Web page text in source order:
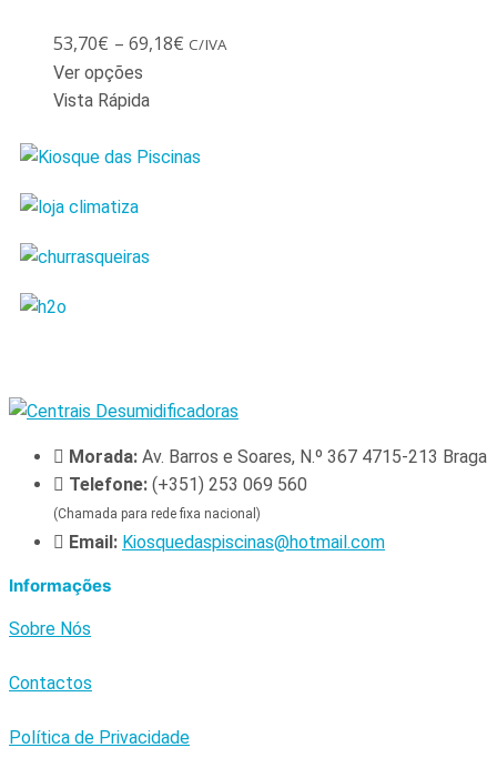
53,70€ – 69,18€ C/IVA
Ver opções
Vista Rápida
Morada: Av. Barros e Soares, N.º 367 4715-213 Braga
Telefone: (+351) 253 069 560
(Chamada para rede fixa nacional)
Email: Kiosquedaspiscinas@hotmail.com
Informações
Sobre Nós
Contactos
Política de Privacidade